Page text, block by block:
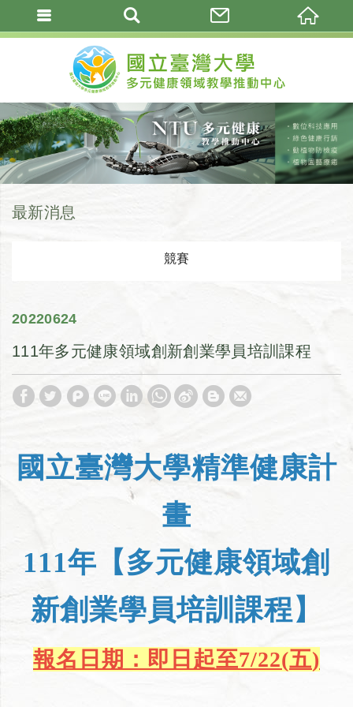
最新消息
競賽
24
06
2022
111年多元健康領域創新創業學員培訓課程
國立臺灣大學精準健康計
畫
111年【多元健康領域創
新創業學員培訓課程 】
報名日期：即日起至7/22(五)